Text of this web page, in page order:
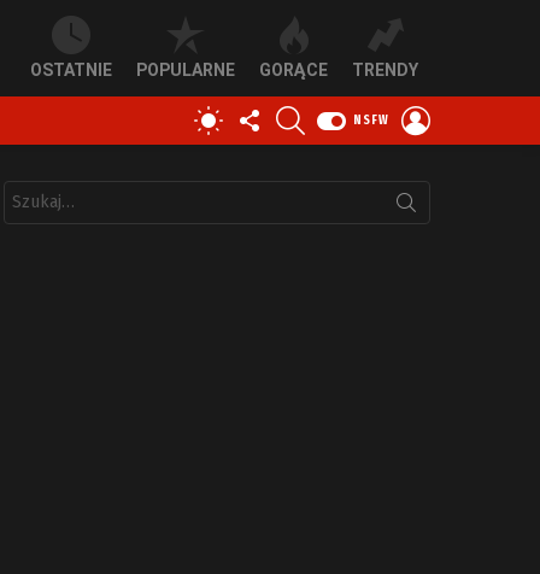
OSTATNIE POPULARNE GORĄCE TRENDY
PRZEŁĄCZ
SKÓRKĘ
OBSERWUJ
NAS
NSFW